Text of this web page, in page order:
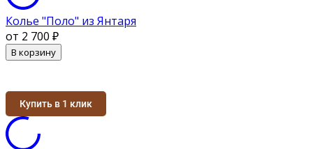
Колье "Поло" из Янтаря
от 2 700 ₽
В корзину
Купить в 1 клик